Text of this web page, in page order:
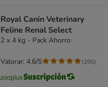
Royal Canin Veterinary
Feline Renal Select
2 x 4 kg - Pack Ahorro
Valorar: 4.6/5 (290)